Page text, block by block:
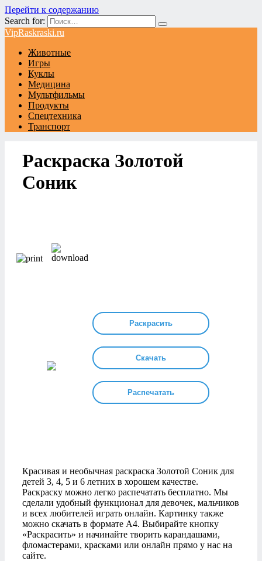
Перейти к содержанию
Search for:
VipRaskraski.ru
Животные
Игры
Куклы
Медицина
Мультфильмы
Продукты
Спецтехника
Транспорт
Раскраска Золотой
Соник
Раскрасить
Скачать
Распечатать
Красивая и необычная раскраска Золотой Соник для
детей 3, 4, 5 и 6 летних в хорошем качестве.
Раскраску можно легко распечатать бесплатно. Мы
сделали удобный функционал для девочек, мальчиков
и всех любителей играть онлайн. Картинку также
можно скачать в формате А4. Выбирайте кнопку
«Раскрасить» и начинайте творить карандашами,
фломастерами, красками или онлайн прямо у нас на
сайте.